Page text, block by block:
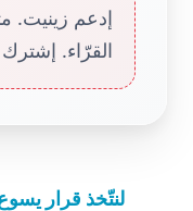
إدعم زينيت.
القرّاء.
لنتّخذ قرار